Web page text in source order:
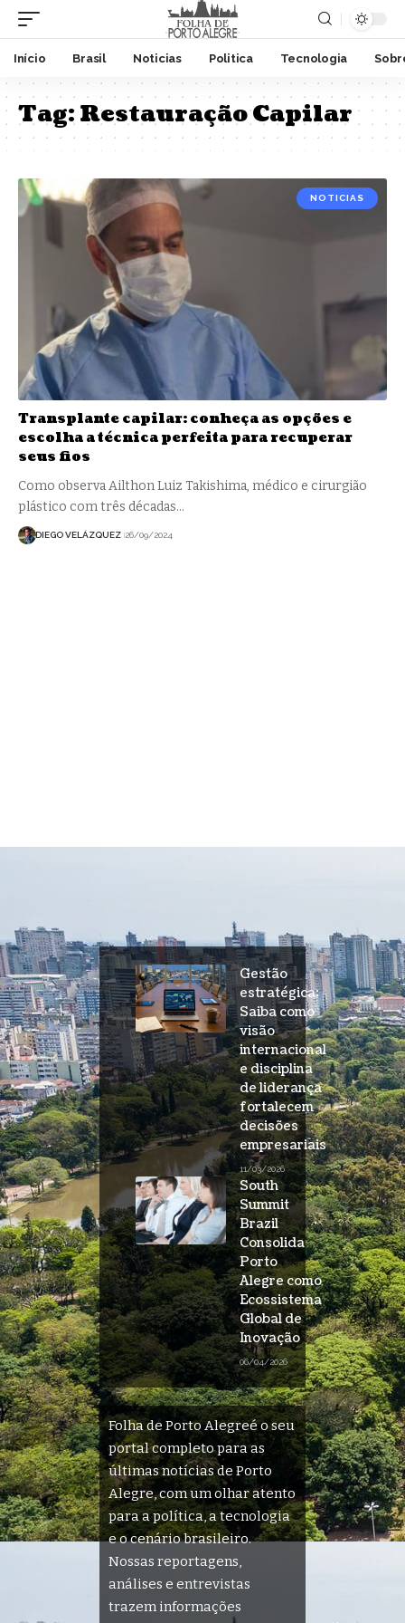
Início Brasil Noticias Politica Tecnologia
Tag:Restauração Capilar
NOTICIAS
Transplante capilar: conheça as opções e
escolha a técnica perfeita para recuperar
seus fios
Como observa Ailthon Luiz Takishima, médico e cirurgião
plástico com três décadas…
DIEGO VELÁZQUEZ 26/09/2024
Gestão
estratégica:
Saiba como
visão
internacional
e disciplina
de liderança
fortalecem
decisões
empresariais
11/03/2026
South
Summit
Brazil
Consolida
Porto
Alegre como
Ecossistema
Global de
Inovação
06/04/2026
Folha de Porto Alegreé o seu
portal completo para as
últimas notícias de Porto
Alegre, com um olhar atento
para a política, a tecnologia
e o cenário brasileiro.
Nossas reportagens,
análises e entrevistas
trazem informações